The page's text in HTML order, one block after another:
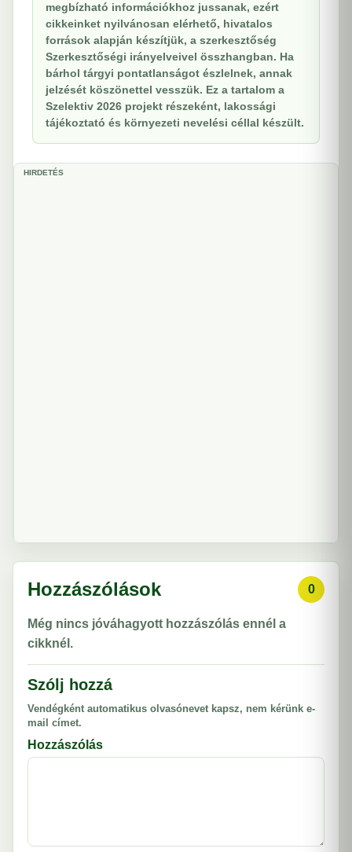
megbízható információkhoz jussanak, ezért
cikkeinket nyilvánosan elérhető, hivatalos
források alapján készítjük, a szerkesztőség
Szerkesztőségi irányelveivel összhangban. Ha
bárhol tárgyi pontatlanságot észlelnek, annak
jelzését köszönettel vesszük. Ez a tartalom a
Szelektiv 2026 projekt részeként, lakossági
tájékoztató és környezeti nevelési céllal készült.
HIRDETÉS
Hozzászólások 0
Még nincs jóváhagyott hozzászólás ennél a
cikknél.
Szólj hozzá
Vendégként automatikus olvasónevet kapsz, nem kérünk e-
mail címet.
Hozzászólás